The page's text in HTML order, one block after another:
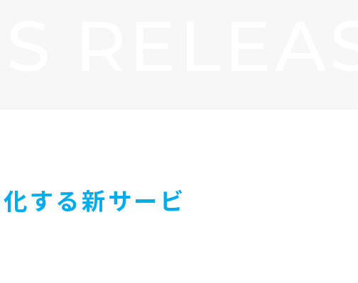
する新サービ